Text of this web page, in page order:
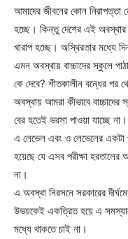
আমাদের জীবনের কোন নিরাপত্তা
হচ্ছে। কিন্তু দেশের এই অবস্থার
খারাপ হচ্ছে। অস্থিরতার মধ্যে
এমন অবস্থায় বাচ্চাদের স্কুলে
কে দেবে? শীতকালীন বন্ধের পর
অবস্থায় আমরা কীভাবে বাচ্চাদের
বের হতেই ভরসা পাওয়া যাচ্ছে
এ লেভেল এবং ও লেভেলের একটা
হয়েছে যে এসব পরীক্ষা
না।
এ অবস্থা নিরসনে সরকারের
উভয়কেই একত্রিত হয়ে এ
মধ্যে থাকতে চাই না।